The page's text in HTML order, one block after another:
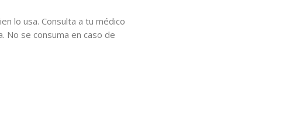
lo usa. Consulta a tu médico
No se consuma en caso de